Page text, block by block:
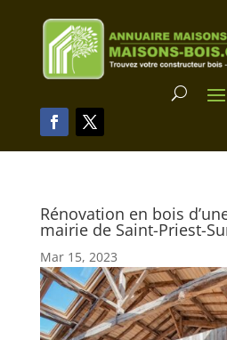
Rénovation en bois
mairie de Saint-Priest-
Mar 15, 2023